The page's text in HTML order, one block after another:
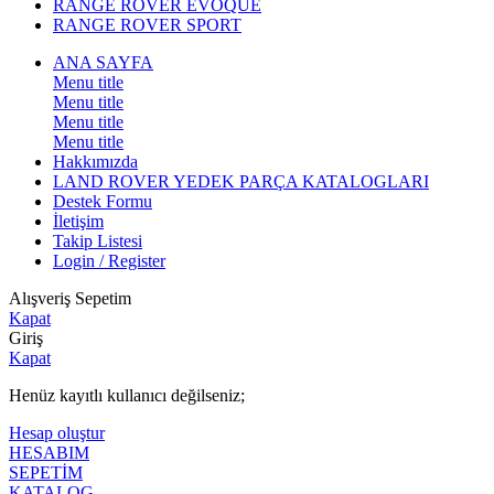
RANGE ROVER EVOQUE
RANGE ROVER SPORT
ANA SAYFA
Menu title
Menu title
Menu title
Menu title
Hakkımızda
LAND ROVER YEDEK PARÇA KATALOGLARI
Destek Formu
İletişim
Takip Listesi
Login / Register
Alışveriş Sepetim
Kapat
Giriş
Kapat
Henüz kayıtlı kullanıcı değilseniz;
Hesap oluştur
HESABIM
SEPETİM